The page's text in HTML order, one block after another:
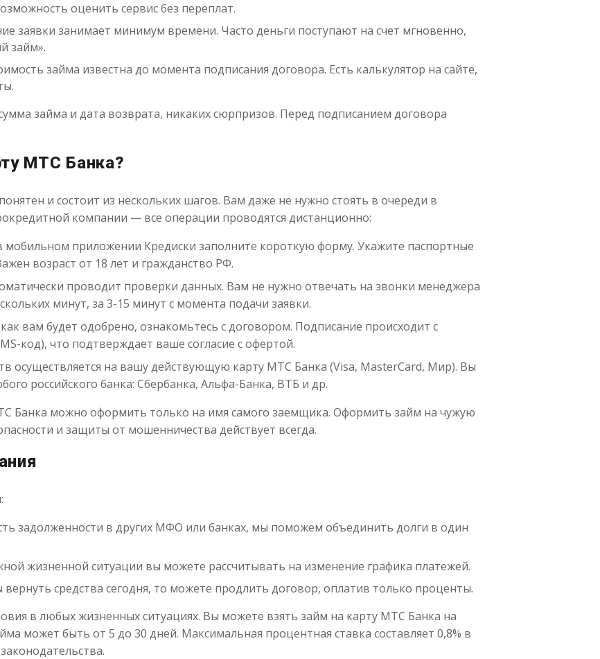
оценить сервис без переплат.
заявки занимает минимум времени. Часто деньги поступают на счет мгновенно,
займ».
займа известна до момента подписания договора. Есть калькулятор на сайте,
займа и дата возврата, никаких сюрпризов. Перед подписанием договора
МТС Банка?
и состоит из нескольких шагов. Вам даже не нужно стоять в очереди в
компании — все операции проводятся дистанционно:
мобильном приложении Кредиски заполните короткую форму. Укажите паспортные
возраст от 18 лет и гражданство РФ.
проводит проверки данных. Вам не нужно отвечать на звонки менеджера
минут, за 3-15 минут с момента подачи заявки.
вам будет одобрено, ознакомьтесь с договором. Подписание происходит с
код), что подтверждает ваше согласие с офертой.
осуществляется на вашу действующую карту МТС Банка (Visa, MasterCard, Мир). Вы
российского банка: Сбербанка, Альфа-Банка, ВТБ и др.
Банка можно оформить только на имя самого заемщика. Оформить займ на чужую
и защиты от мошенничества действует всегда.
задолженности в других МФО или банках, мы поможем объединить долги в один
жизненной ситуации вы можете рассчитывать на изменение графика платежей.
средства сегодня, то можете продлить договор, оплатив только проценты.
в любых жизненных ситуациях. Вы можете взять займ на карту МТС Банка на
может быть от 5 до 30 дней. Максимальная процентная ставка составляет 0,8% в